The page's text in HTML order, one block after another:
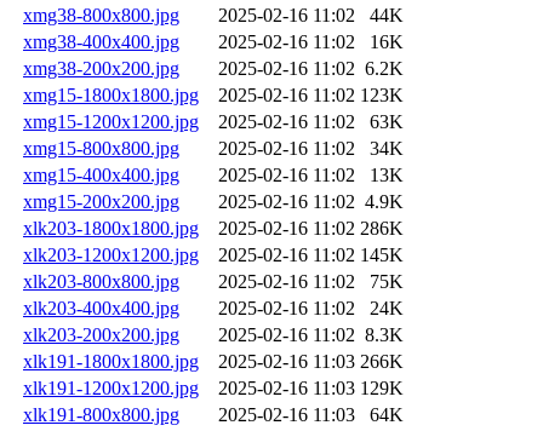
xmg38-800x800.jpg
2025-02-16 11:02
44K
xmg38-400x400.jpg
2025-02-16 11:02
16K
xmg38-200x200.jpg
2025-02-16 11:02 6.2K
xmg15-1800x1800.jpg
2025-02-16 11:02 123K
xmg15-1200x1200.jpg
2025-02-16 11:02
63K
xmg15-800x800.jpg
2025-02-16 11:02
34K
xmg15-400x400.jpg
2025-02-16 11:02
13K
xmg15-200x200.jpg
2025-02-16 11:02 4.9K
xlk203-1800x1800.jpg
2025-02-16 11:02 286K
xlk203-1200x1200.jpg
2025-02-16 11:02 145K
xlk203-800x800.jpg
2025-02-16 11:02
75K
xlk203-400x400.jpg
2025-02-16 11:02
24K
xlk203-200x200.jpg
2025-02-16 11:02 8.3K
xlk191-1800x1800.jpg
2025-02-16 11:03 266K
xlk191-1200x1200.jpg
2025-02-16 11:03 129K
xlk191-800x800.jpg
2025-02-16 11:03
64K